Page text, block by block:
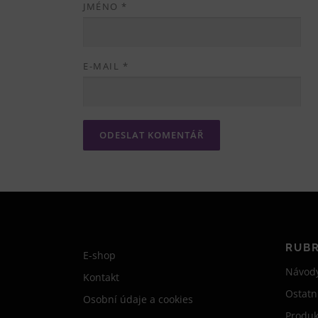
JMÉNO *
E-MAIL *
E-shop
Kontakt
Osobní údaje a cookies